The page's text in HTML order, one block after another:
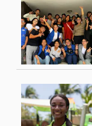
Lees
meer
Lees
meer